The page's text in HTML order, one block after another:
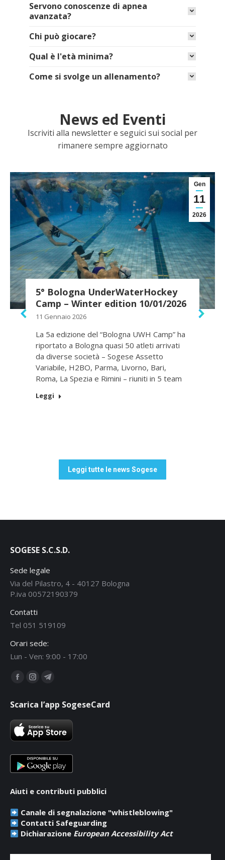
Servono conoscenze di apnea
avanzata?
Chi può giocare?
Qual è l'età minima?
Come si svolge un allenamento?
News ed Eventi
Iscriviti alla newsletter e seguici sui social per
rimanere sempre aggiornato
Gen
11
2026
5° Bologna UnderWaterHockey
Camp – Winter edition 10/01/2026
11 Gennaio 2026
La 5a edizione del “Bologna UWH Camp” ha
riportato a Bologna quasi 50 atleti arrivati
da diverse società – Sogese Assetto
Variabile, H2BO, Parma, Livorno, Bari,
Roma, La Spezia e Rimini – riuniti in 5 team
Leggi
Leggi tutte le news Sogese
SOGESE S.C.S.D.
Sede legale
Via del Pilastro, 4 - 40127 Bologna
P.iva 00572190379
Contatti
Tel 051 519109
Orari sede:
Lun - Ven: 9:00 - 17:00
Ci puoi trovare su:
Facebook
opens
in
new
Instagram
opens
in
new
Telegram
opens
in
new
Scarica l’app SogeseCard
Aiuti e contributi pubblici
Canale di segnalazione "whistleblowing"
Contatti Safeguarding
Dichiarazione European Accessibility Act